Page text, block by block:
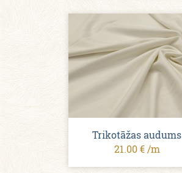
Trikotāžas audums
21.00 € /m